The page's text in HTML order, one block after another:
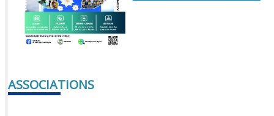
ASSOCIATIONS